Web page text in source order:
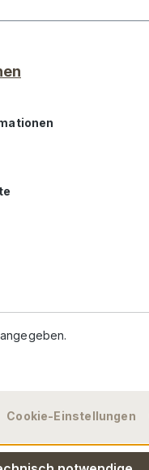
Cookie-Einstellungen